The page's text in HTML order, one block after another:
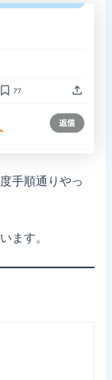
手順通りやっ
ます。